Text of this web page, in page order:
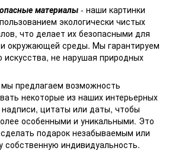
материалы - наши картинки
экологически чистых
что делает их безопасными для
окружающей среды. Мы гарантируем
искусства, не нарушая природных
предлагаем возможность
некоторые из наших интерьерных
надписи, цитаты или даты, чтобы
особенными и уникальными. Это
подарок незабываемым или
собственную индивидуальность.